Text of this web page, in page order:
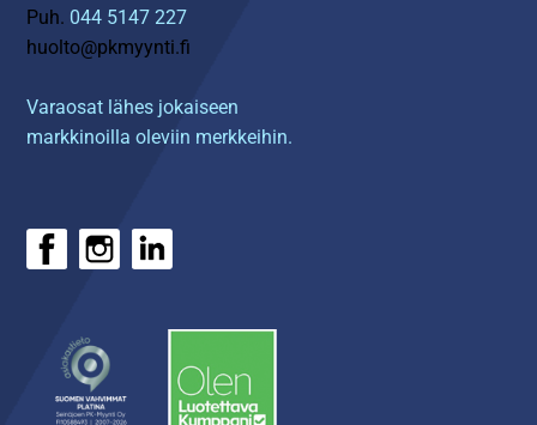
Puh. 044 5147 227
huolto@pkmyynti.fi
Varaosat lähes jokaiseen
markkinoilla oleviin merkkeihin.